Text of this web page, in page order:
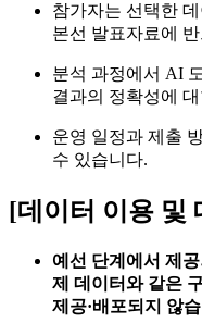
참가자는 선택한
본선 발표자료에
분석 과정에서 AI
결과의 정확성에
운영 일정과 제출
수 있습니다.
[데이터 이용 및
예선 단계에서 제
제 데이터와 같은
제공·배포되지 않